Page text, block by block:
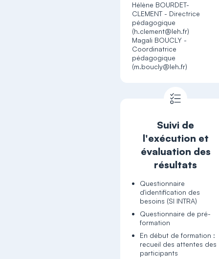
Hélène BOURDET-
CLEMENT - Directrice
pédagogique
(h.clement@leh.fr)
Magali BOUCLY -
Coordinatrice
pédagogique
(m.boucly@leh.fr)
Suivi de
l'exécution et
évaluation des
résultats
Questionnaire
d'identification des
besoins (SI INTRA)
Questionnaire de pré-
formation
En début de formation :
recueil des attentes des
participants